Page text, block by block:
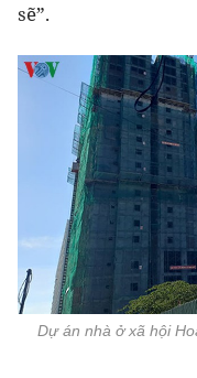
sẽ”.
Dự án nhà ở xã hội